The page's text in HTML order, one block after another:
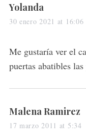
s
a
s
:
Yolanda
30 enero 2021 at 16:06
Me gustaría ver el
puertas abatibles
s
a
Malena Ramirez
17 marzo 2011 at 5:34